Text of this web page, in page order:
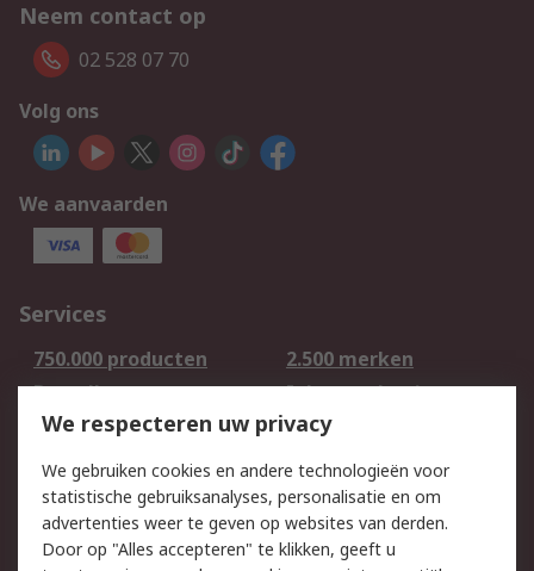
Neem contact op
02 528 07 70
Volg ons
We aanvaarden
Services
750.000 producten
2.500 merken
Bestellen
Inkoopoplossingen
Retouren
Technisch advies
Track & Trace
Wettelijk
Cookiebeleid Email veiligheid
We respecteren uw privacy
We gebruiken cookies en andere technologieën voor
statistische gebruiksanalyses, personalisatie en om
advertenties weer te geven op websites van derden.
Door op "Alles accepteren" te klikken, geeft u